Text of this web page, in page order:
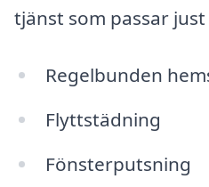
tjänst som passar just
Regelbunden
Flyttstädning
Fönsterputsning